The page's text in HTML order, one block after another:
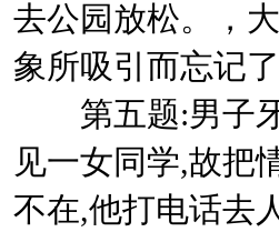
去公园放松。，
象所吸引而忘记
第五题:男子牙
见一女同学,故把
不在,他打电话去